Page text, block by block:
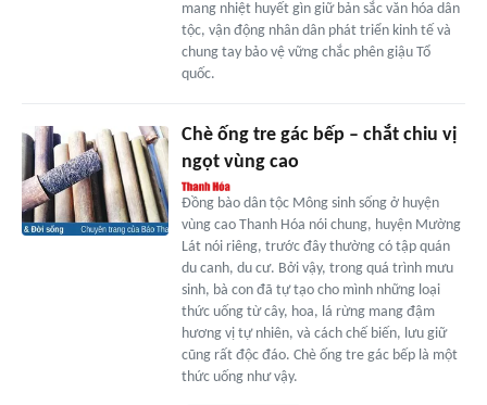
mang nhiệt huyết gìn giữ bản sắc văn hóa dân
tộc, vận động nhân dân phát triển kinh tế và
chung tay bảo vệ vững chắc phên giậu Tổ
quốc.
Chè ống tre gác bếp – chắt chiu vị
ngọt vùng cao
Đồng bào dân tộc Mông sinh sống ở huyện
vùng cao Thanh Hóa nói chung, huyện Mường
Lát nói riêng, trước đây thường có tập quán
du canh, du cư. Bởi vậy, trong quá trình mưu
sinh, bà con đã tự tạo cho mình những loại
thức uống từ cây, hoa, lá rừng mang đậm
hương vị tự nhiên, và cách chế biến, lưu giữ
cũng rất độc đáo. Chè ống tre gác bếp là một
thức uống như vậy.